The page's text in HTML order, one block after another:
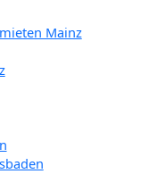
Mainz